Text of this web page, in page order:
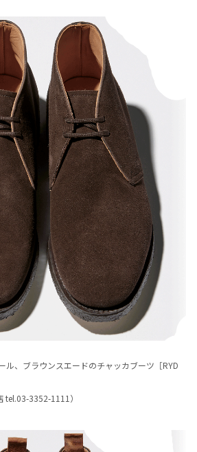
ル、ブラウンスエードのチャッカブーツ［RYD
tel.03-3352-1111）